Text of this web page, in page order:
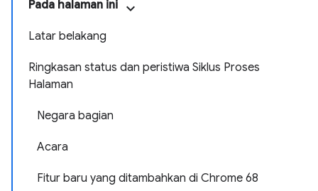
Pada halaman ini
Latar belakang
Ringkasan status dan peristiwa Siklus Proses
Halaman
Negara bagian
Acara
Fitur baru yang ditambahkan di Chrome 68